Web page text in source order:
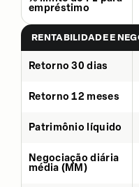
empréstimo
RENTABILIDADE E
Retorno 30 dias
Retorno 12 meses
Patrimônio líquido
Negociação diária
média (MM)